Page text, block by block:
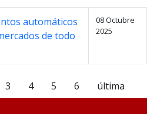
automáticos
de todo
08 Octubre
2025
3 4 5 6 última